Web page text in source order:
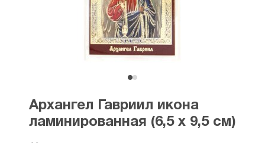
Архангел Гавриил икона
ламинированная (6,5 х 9,5 см)